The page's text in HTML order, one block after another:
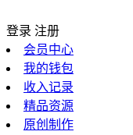
登录 注册
会员中心
我的钱包
收入记录
精品资源
原创制作